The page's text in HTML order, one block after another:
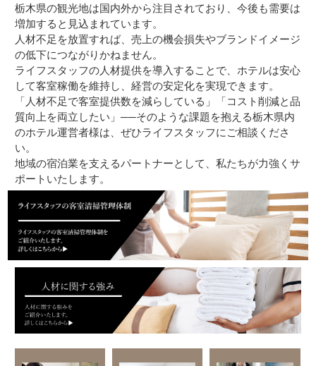
栃木県の観光地は国内外から注目されており、今後も需要は
増加すると見込まれています。
人材不足を放置すれば、売上の機会損失やブランドイメージ
の低下につながりかねません。
ライフスタッフの人材提供を導入することで、ホテルは安心
して客室稼働を維持し、経営の安定化を実現できます。
「人材不足で客室提供数を減らしている」「コスト削減と品
質向上を両立したい」──そのような課題を抱える栃木県内
のホテル運営者様は、ぜひライフスタッフにご相談くださ
い。
地域の宿泊業を支えるパートナーとして、私たちが力強くサ
ポートいたします。